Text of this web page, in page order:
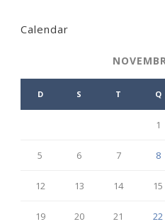
Calendar
D S T Q
1
5 6 7 8
12 13 14 15
19 20 21 22